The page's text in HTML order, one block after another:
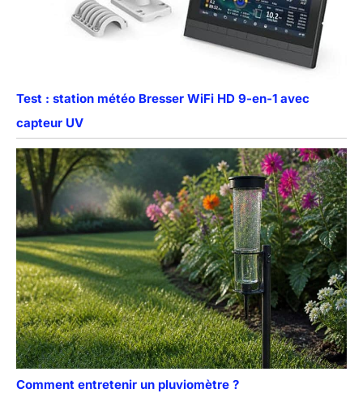
Test : station météo Bresser WiFi HD 9-en-1 avec
capteur UV
Comment entretenir un pluviomètre ?